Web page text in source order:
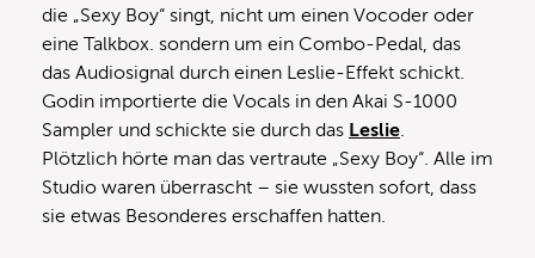
die „Sexy Boy“ singt, nicht um einen Vocoder oder
eine Talkbox. sondern um ein Combo-Pedal, das
das Audiosignal durch einen Leslie-Effekt schickt.
Godin importierte die Vocals in den Akai S-1000
Sampler und schickte sie durch das Leslie.
Plötzlich hörte man das vertraute „Sexy Boy“. Alle im
Studio waren überrascht – sie wussten sofort, dass
sie etwas Besonderes erschaffen hatten.